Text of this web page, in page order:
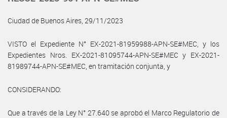
Ciudad de Buenos Aires, 29/11/2023
VISTO el Expediente N° EX-2021-81959988-APN-SE#MEC, y los
Expedientes Nros. EX-2021-81095744-APN-SE#MEC y EX-2021-
81989744-APN-SE#MEC, en tramitación conjunta, y
CONSIDERANDO:
Que a través de la Ley N° 27.640 se aprobó el Marco Regulatorio de